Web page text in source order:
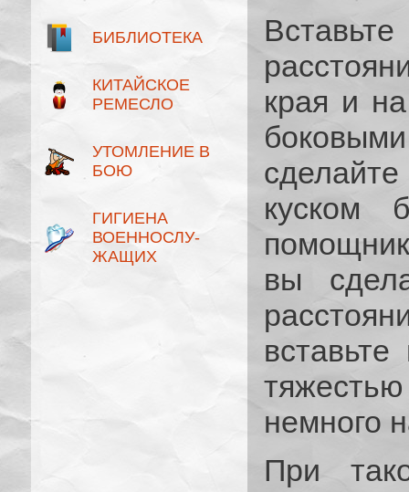
БИБЛИОТЕКА
КИТАЙСКОЕ
РЕМЕСЛО
УТОМЛЕНИЕ В
БОЮ
ГИГИЕНА
ВОЕННОСЛУ­
ЖАЩИХ
края и
куском
вы
немного
При